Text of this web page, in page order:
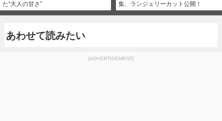
た“大人の甘さ”
集、ランジェリーカット公開！
あわせて読みたい
[ADVERTISEMENT]